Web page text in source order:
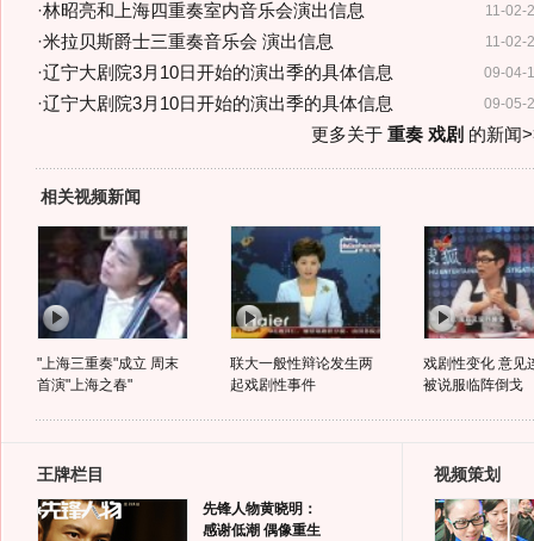
11-02-
·林昭亮和上海四重奏室内音乐会演出信息
11-02-
·米拉贝斯爵士三重奏音乐会 演出信息
09-04-
·辽宁大剧院3月10日开始的演出季的具体信息
09-05-
·辽宁大剧院3月10日开始的演出季的具体信息
更多关于 重奏 戏剧 的新闻
相关视频新闻
"上海三重奏"成立 周末
首演"上海之春"
联大一般性辩论发生两
起戏剧性事件
戏剧性变化 意见
被说服临阵倒戈
王牌栏目
先锋人物黄晓明：
感谢低潮 偶像重生
视频策划